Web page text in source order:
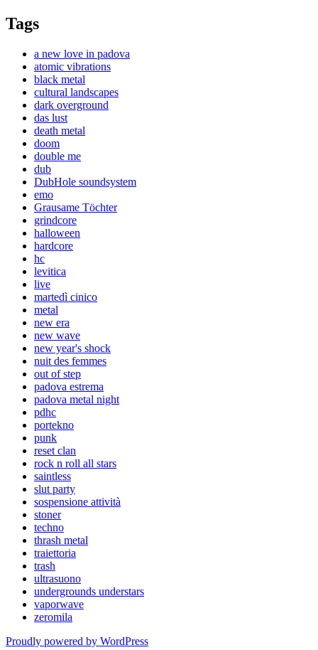
Tags
a new love in padova
atomic vibrations
black metal
cultural landscapes
dark overground
das lust
death metal
doom
double me
dub
DubHole soundsystem
emo
Grausame Töchter
grindcore
halloween
hardcore
hc
levitica
live
martedì cinico
metal
new era
new wave
new year's shock
nuit des femmes
out of step
padova estrema
padova metal night
pdhc
portekno
punk
reset clan
rock n roll all stars
saintless
slut party
sospensione attività
stoner
techno
thrash metal
traiettoria
trash
ultrasuono
undergrounds understars
vaporwave
zeromila
Proudly powered by WordPress